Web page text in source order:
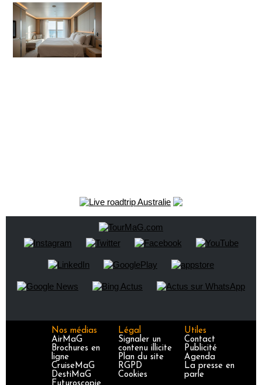
Nos médias
AirMaG
Brochures en
ligne
CruiseMaG
DestiMaG
Légal
Signaler un
contenu illicite
Plan du site
RGPD
Cookies
Utiles
Contact
Publicité
Agenda
La presse en
parle